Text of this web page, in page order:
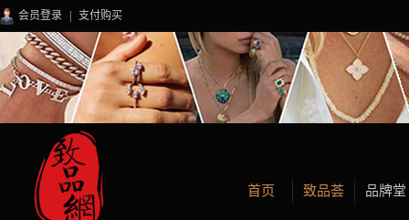
会员登录 支付购买
首页 致品荟 品牌堂